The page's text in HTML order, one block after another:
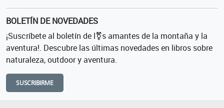
BOLETÍN DE NOVEDADES
¡Suscríbete al boletín de l⚧s amantes de la montaña y la
aventura!. Descubre las últimas novedades en libros sobre
naturaleza, outdoor y aventura.
SUSCRIBIRME